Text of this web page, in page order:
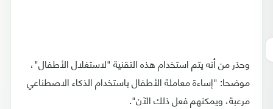
وحذر من أنه يتم استخدام هذه التقنية "لاستغلال الأطفال"،
موضحا: "إساءة معاملة الأطفال باستخدام الذكاء الاصطناعي
مرعبة، ويمكنهم فعل ذلك الآن".